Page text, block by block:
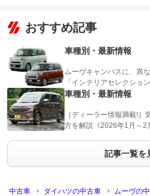
おすすめ記事
車種別・最新情報
ムーヴキャンバスに、異
「インテリアセレクショ
車種別・最新情報
［ディーラー情報満載!
方を解説《2026年1月～
記事一覧を
中古車 ダイハツの中古車 ムーヴの